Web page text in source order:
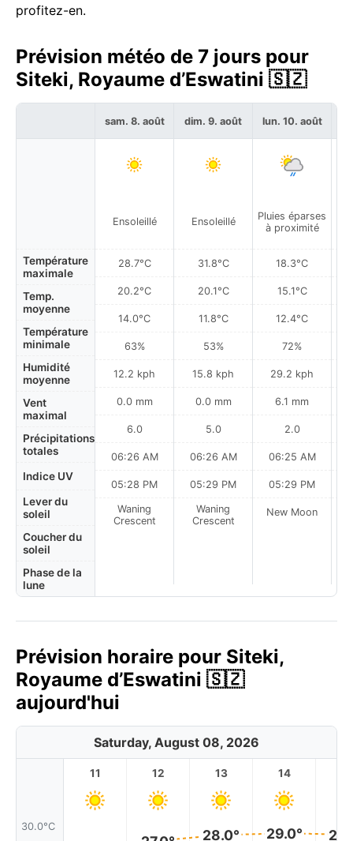
profitez-en.
Prévision météo de 7 jours pour
Siteki, Royaume d’Eswatini 🇸🇿
Température
maximale
Temp.
moyenne
Température
minimale
Humidité
moyenne
Vent
maximal
Précipitations
totales
Indice UV
Lever du
soleil
Coucher du
soleil
Phase de la
lune
sam. 8. août
Ensoleillé
28.7°C
20.2°C
14.0°C
63%
12.2 kph
0.0 mm
6.0
06:26 AM
05:28 PM
Waning
Crescent
dim. 9. août
Ensoleillé
31.8°C
20.1°C
11.8°C
53%
15.8 kph
0.0 mm
5.0
06:26 AM
05:29 PM
Waning
Crescent
lun. 10. août
Pluies éparses
à proximité
18.3°C
15.1°C
12.4°C
72%
29.2 kph
6.1 mm
2.0
06:25 AM
05:29 PM
New Moon
Prévision horaire pour Siteki,
Royaume d’Eswatini 🇸🇿
aujourd'hui
Saturday, August 08, 2026
30.0°C
11 12 13
28.0°
14
29.0°